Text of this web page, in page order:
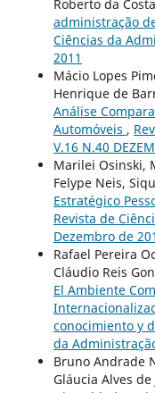
Roberto da
administração
Ciências da
2011
Mácio Lopes
Henrique de
Análise
Automóveis ,
V.16 N.40
Marilei Osinski,
Felype Neis,
Estratégico
Revista de
Dezembro de
Rafael Pereira
Cláudio Reis
El Ambiente
conocimiento y
da
Bruno Andrade
Gláucia Alves de